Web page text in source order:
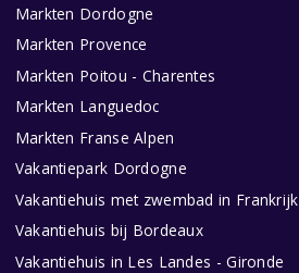
Markten Dordogne
Markten Provence
Markten Poitou - Charentes
Markten Languedoc
Markten Franse Alpen
Vakantiepark Dordogne
Vakantiehuis met zwembad in Frankrijk
Vakantiehuis bij Bordeaux
Vakantiehuis in Les Landes - Gironde